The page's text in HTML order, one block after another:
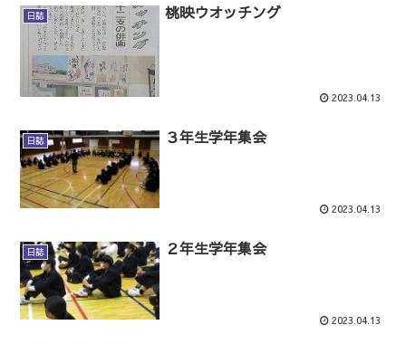
日誌 桃映ウオッチング
2023.04.13
日誌 ３年生学年集会
2023.04.13
日誌 ２年生学年集会
2023.04.13